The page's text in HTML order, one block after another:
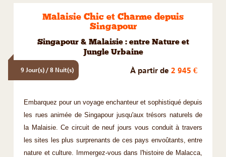
Malaisie Chic et Charme depuis
Singapour
Singapour & Malaisie : entre Nature et
Jungle Urbaine
9 Jour(s) / 8 Nuit(s) À partir de 2 945 €
Embarquez pour un voyage enchanteur et sophistiqué depuis
les rues animée de Singapour jusqu'aux trésors naturels de
la Malaisie. Ce circuit de neuf jours vous conduit à travers
les sites les plus surprenants de ces pays envoûtants, entre
nature et culture. Immergez-vous dans l'histoire de Malacca,